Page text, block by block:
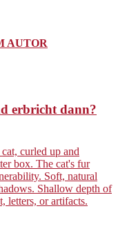
AUTOR
erbricht dann?